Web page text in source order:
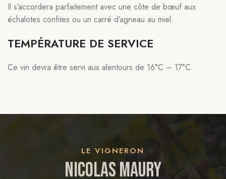
Il s’accordera parfaitement avec une côte de bœuf aux
échalotes confites ou un carré d’agneau au miel.
TEMPÉRATURE DE SERVICE
Ce vin devra être servi aux alentours de 16°C – 17°C.
LE VIGNERON
NICOLAS MAURY